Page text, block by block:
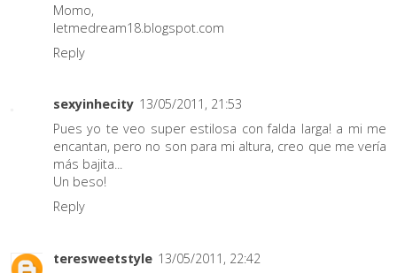
Momo,
letmedream18.blogspot.com
Reply
sexyinhecity 13/05/2011, 21:53
Pues yo te veo super estilosa con falda larga! a mi me
encantan, pero no son para mi altura, creo que me vería
más bajita...
Un beso!
Reply
teresweetstyle 13/05/2011, 22:42